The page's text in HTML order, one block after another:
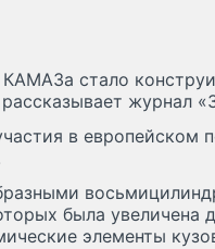
стало
журнал
в европейском
была увеличена
элементы